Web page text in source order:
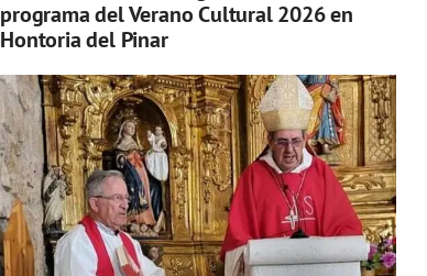
programa del Verano Cultural 2026 en
Hontoria del Pinar